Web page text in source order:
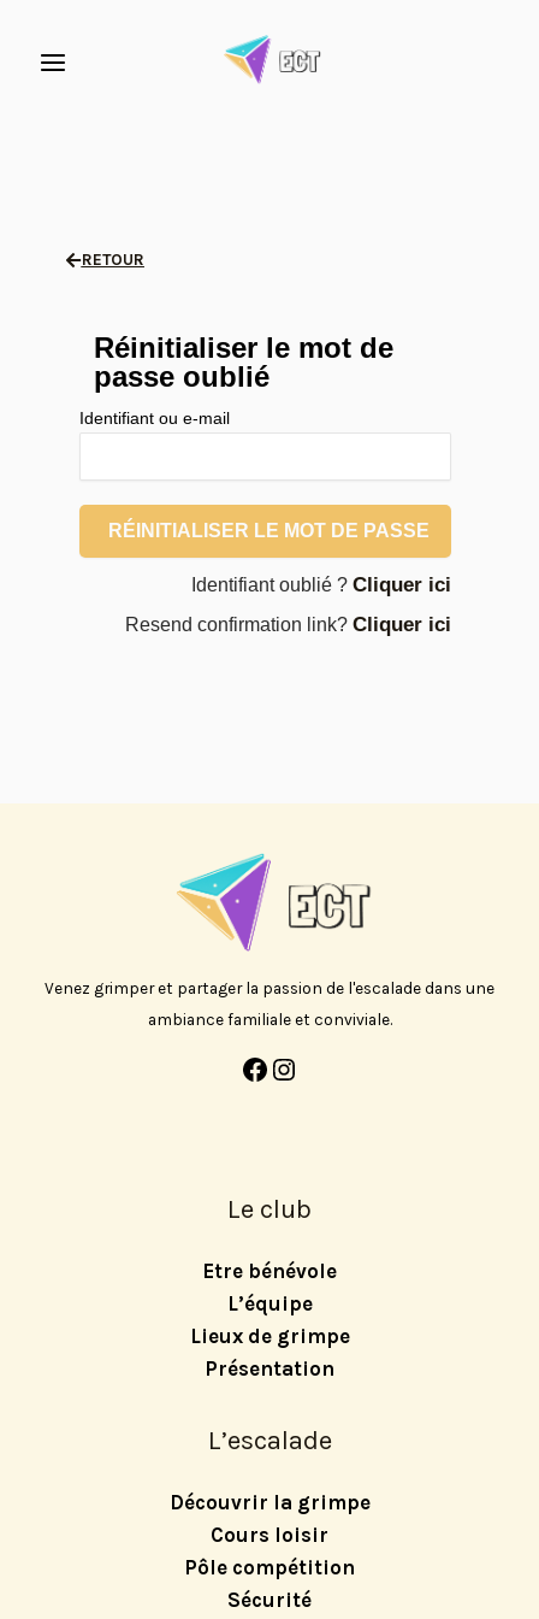
contenu
RETOUR
Réinitialiser le mot de
passe oublié
Identifiant ou e-mail
Identifiant oublié ? Cliquer ici
Resend confirmation link? Cliquer ici
Venez grimper et partager la passion de l'escalade dans une
ambiance familiale et conviviale.
Le club
Etre bénévole
L’équipe
Lieux de grimpe
Présentation
L’escalade
Découvrir la grimpe
Cours loisir
Pôle compétition
Sécurité